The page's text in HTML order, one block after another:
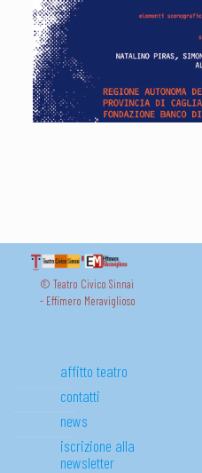
© Teatro Civico Sinnai
- Effimero Meraviglioso
affitto teatro
contatti
news
iscrizione alla
newsletter